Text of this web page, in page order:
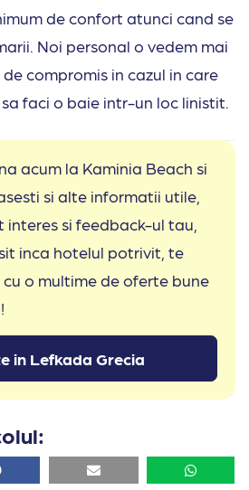
de confort atunci cand se
Noi personal o vedem mai
compromis in cazul in care
faci o baie intr-un loc linistit.
acum la Kaminia Beach si
si alte informatii utile,
si feedback-ul tau,
inca hotelul potrivit, te
o multime de oferte bune
in Lefkada Grecia
Facebook Email